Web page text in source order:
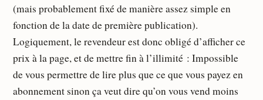
(mais probablement fixé de manière assez simple en
fonction de la date de première publication).
Logiquement, le revendeur est donc obligé d’afficher ce
prix à la page, et de mettre fin à l’illimité : Impossible
de vous permettre de lire plus que ce que vous payez en
abonnement sinon ça veut dire qu’on vous vend moins